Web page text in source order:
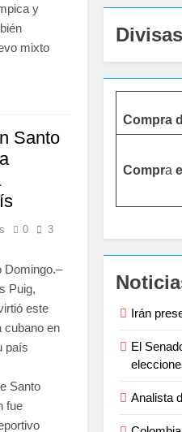
y
mixto
Santo
0
3
Domingo.–
Puig,
este
cubano en
país
Santo
fue
Divisas
Compra
Compra
Irán
El
Analista